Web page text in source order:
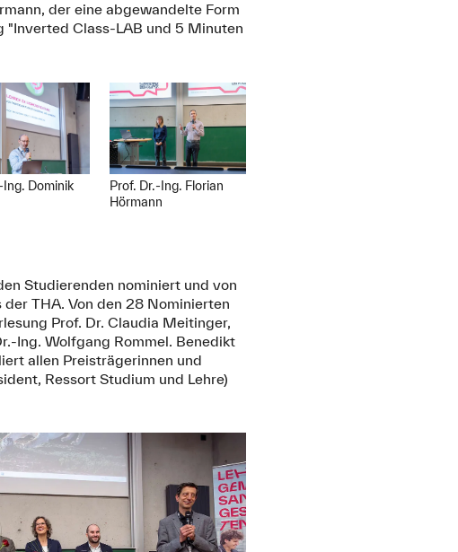
der eine abgewandelte Form
"Inverted Class-LAB und 5 Minuten
Ing. Dominik
Prof. Dr.-Ing. Florian
Hörmann
Studierenden nominiert und von
THA. Von den 28 Nominierten
Prof. Dr. Claudia Meitinger,
Ing. Wolfgang Rommel. Benedikt
allen Preisträgerinnen und
Ressort Studium und Lehre)